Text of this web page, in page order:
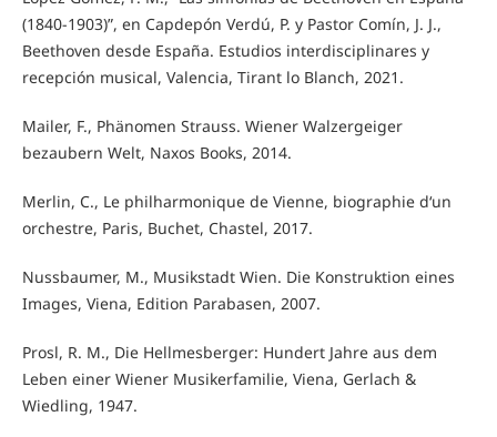
(1840-1903)”, en Capdepón Verdú, P. y Pastor Comín, J. J.,
Beethoven desde España. Estudios interdisciplinares y
recepción musical, Valencia, Tirant lo Blanch, 2021.
Mailer, F., Phänomen Strauss. Wiener Walzergeiger
bezaubern Welt, Naxos Books, 2014.
Merlin, C., Le philharmonique de Vienne, biographie d‘un
orchestre, Paris, Buchet, Chastel, 2017.
Nussbaumer, M., Musikstadt Wien. Die Konstruktion eines
Images, Viena, Edition Parabasen, 2007.
Prosl, R. M., Die Hellmesberger: Hundert Jahre aus dem
Leben einer Wiener Musikerfamilie, Viena, Gerlach &
Wiedling, 1947.